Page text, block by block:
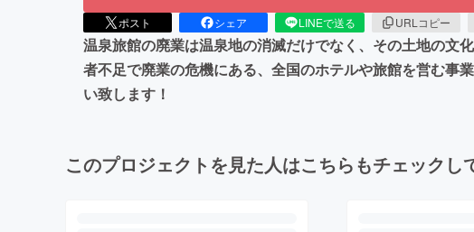
ポスト シェア LINEで送る URLコピー
温泉旅館の廃業は温泉地の消滅だけでなく、その土地の文
者不足で廃業の危機にある、全国のホテルや旅館を営む事
い致します！
このプロジェクトを見た人はこちらもチェックし